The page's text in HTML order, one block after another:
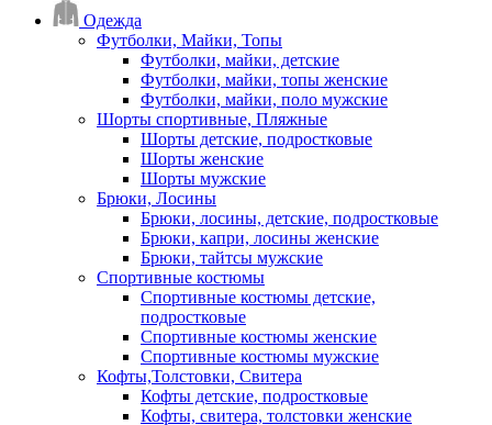
Одежда
Футболки, Майки, Топы
Футболки, майки, детские
Футболки, майки, топы женские
Футболки, майки, поло мужские
Шорты спортивные, Пляжные
Шорты детские, подростковые
Шорты женские
Шорты мужские
Брюки, Лосины
Брюки, лосины, детские, подростковые
Брюки, капри, лосины женские
Брюки, тайтсы мужские
Спортивные костюмы
Спортивные костюмы детские,
подростковые
Спортивные костюмы женские
Спортивные костюмы мужские
Кофты,Толстовки, Свитера
Кофты детские, подростковые
Кофты, свитера, толстовки женские